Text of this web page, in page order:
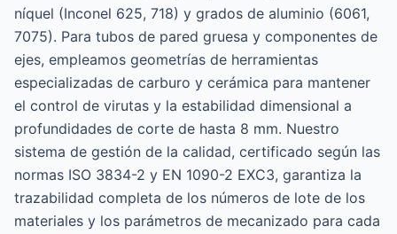
níquel (Inconel 625, 718) y grados de aluminio (6061,
7075). Para tubos de pared gruesa y componentes de
ejes, empleamos geometrías de herramientas
especializadas de carburo y cerámica para mantener
el control de virutas y la estabilidad dimensional a
profundidades de corte de hasta 8 mm. Nuestro
sistema de gestión de la calidad, certificado según las
normas ISO 3834-2 y EN 1090-2 EXC3, garantiza la
trazabilidad completa de los números de lote de los
materiales y los parámetros de mecanizado para cada